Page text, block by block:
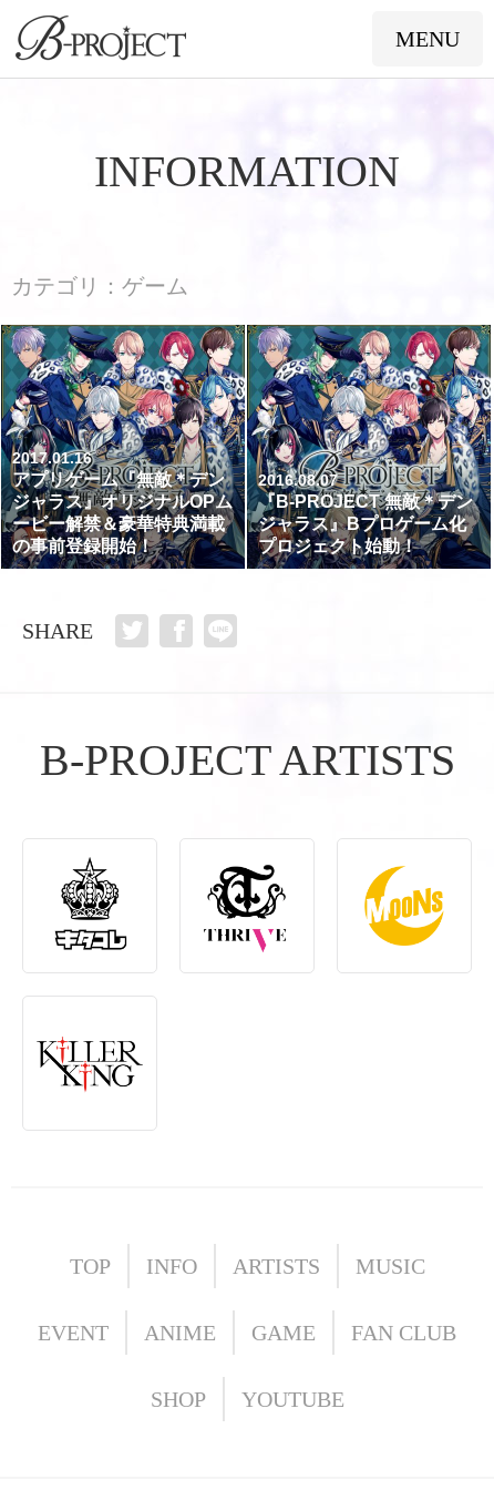
MENU
EVENT
GAME FAN CLUB
SHOP YOUTUBE
INFORMATION
カテゴリ：ゲーム
2017.01.16
アプリゲーム『無敵＊デン
ジャラス』オリジナルOPム
ービー解禁＆豪華特典満載
の事前登録開始！
2016.08.07
『B-PROJECT 無敵＊デン
ジャラス』Bプロゲーム化
プロジェクト始動！
SHARE
B-PROJECT ARTISTS
TOP INFO ARTISTS MUSIC
EVENT ANIME GAME FAN CLUB
SHOP YOUTUBE